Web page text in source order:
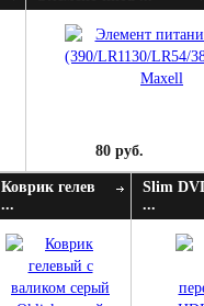
80 руб.
Коврик гелев
...
Slim
...